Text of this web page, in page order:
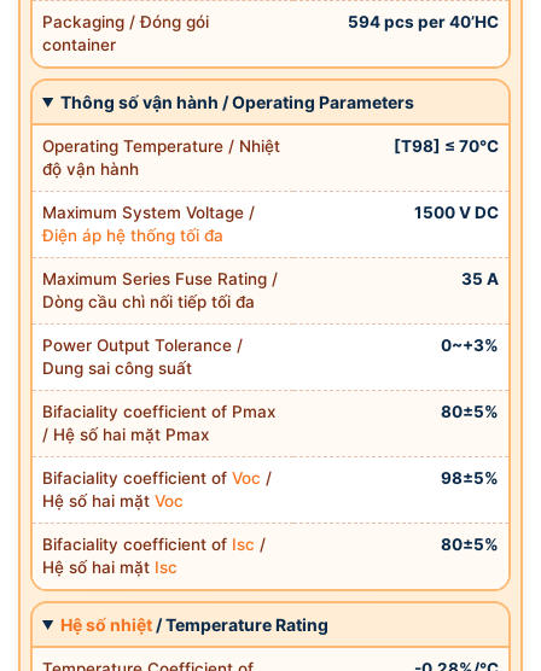
Packaging / Đóng gói
container
594 pcs per 40’HC
Thông số vận hành / Operating Parameters
Operating Temperature / Nhiệt
độ vận hành
[T98] ≤ 70°C
Maximum System Voltage /
Điện áp hệ thống tối đa
1500 V DC
Maximum Series Fuse Rating /
Dòng cầu chì nối tiếp tối đa
35 A
Power Output Tolerance /
Dung sai công suất
0~+3%
Bifaciality coefficient of Pmax
/ Hệ số hai mặt Pmax
80±5%
Bifaciality coefficient of Voc /
Hệ số hai mặt Voc
98±5%
Bifaciality coefficient of Isc /
Hệ số hai mặt Isc
80±5%
Hệ số nhiệt/ Temperature Rating